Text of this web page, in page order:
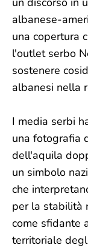
albanese-
una copertura
l'outlet serbo
sostenere
albanesi nella
I media serbi
una fotografia
dell'aquila
un simbolo
che
per la stabilità
come sfidante
territoriale